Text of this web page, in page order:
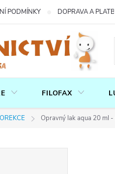
PODMÍNKY DOPRAVA A PLATBA
FILOFAX
Opravný lak aqua 20 ml